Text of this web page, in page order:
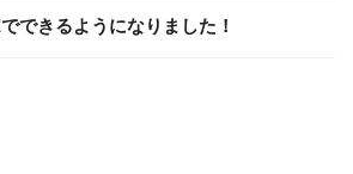
できるようになりました！